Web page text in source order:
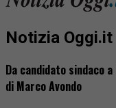
Notizia Oggi.it
Da candidato sindaco
di Marco Avondo